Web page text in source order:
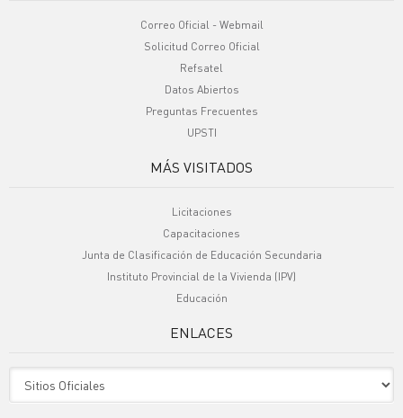
Correo Oficial - Webmail
Solicitud Correo Oficial
Refsatel
Datos Abiertos
Preguntas Frecuentes
UPSTI
MÁS VISITADOS
Licitaciones
Capacitaciones
Junta de Clasificación de Educación Secundaria
Instituto Provincial de la Vivienda (IPV)
Educación
ENLACES